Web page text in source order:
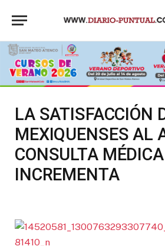
LA SATISFACCIÓN
MEXIQUENSES AL
CONSULTA MÉDICA
INCREMENTA